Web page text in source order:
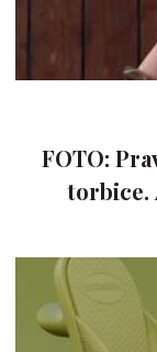
FOTO:
torbice.